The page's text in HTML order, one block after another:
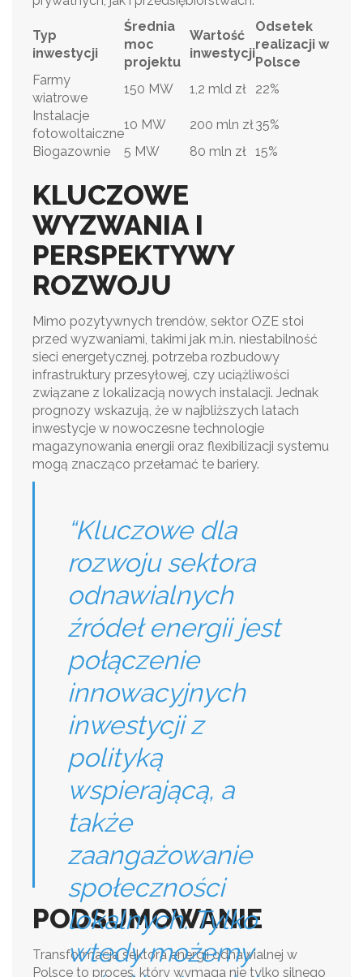
Typ
inwestycji
Średnia
moc
projektu
Wartość
inwestycji
Odsetek
realizacji w
Polsce
Farmy
wiatrowe
150 MW 1,2 mld zł
22%
Instalacje
fotowoltaiczne
10 MW 200 mln zł35%
Biogazownie
5 MW 80 mln zł 15%
KLUCZOWE
WYZWANIA I
PERSPEKTYWY
ROZWOJU
Mimo pozytywnych trendów, sektor OZE stoi
przed wyzwaniami, takimi jak m.in. niestabilność
sieci energetycznej, potrzeba rozbudowy
infrastruktury przesyłowej, czy uciążliwości
związane z lokalizacją nowych instalacji. Jednak
prognozy wskazują, że w najbliższych latach
inwestycje w nowoczesne technologie
magazynowania energii oraz flexibilizacji systemu
mogą znacząco przełamać te bariery.
“Kluczowe dla
rozwoju sektora
odnawialnych
źródeł energii jest
połączenie
innowacyjnych
inwestycji z
polityką
wspierającą, a
także
zaangażowanie
społeczności
lokalnych. Tylko
wtedy możemy
PODSUMOWANIE
Transformacja sektora energii odnawialnej w
Polsce to proces, który wymaga nie tylko silnego